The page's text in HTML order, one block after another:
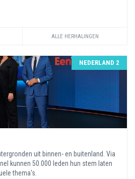
ALLE HERHALINGEN
NEDERLAND 2
uit binnen- en buitenland. Via
kunnen 50.000 leden hun stem laten
thema's.